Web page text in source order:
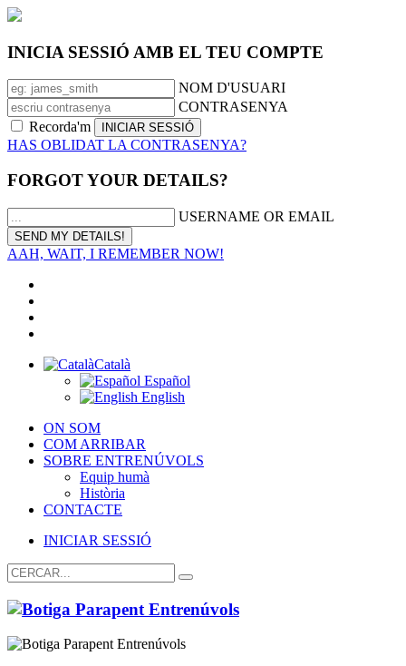
INICIA SESSIÓ AMB EL TEU COMPTE
NOM D'USUARI
CONTRASENYA
Recorda'm
HAS OBLIDAT LA CONTRASENYA?
FORGOT YOUR DETAILS?
USERNAME OR EMAIL
AAH, WAIT, I REMEMBER NOW!
Català
Español
English
ON SOM
COM ARRIBAR
SOBRE ENTRENÚVOLS
Equip humà
Història
CONTACTE
INICIAR SESSIÓ